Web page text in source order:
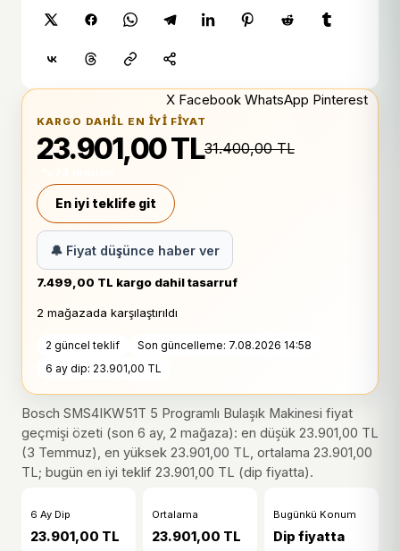
X Facebook WhatsApp Pinterest
KARGO DAHIL EN IYI FIYAT
23.901,00 TL31.400,00 TL
En iyi teklife git
🔔 Fiyat düşünce haber ver
7.499,00 TL kargo dahil tasarruf
2 mağazada karşılaştırıldı
2 güncel teklif
Son güncelleme: 7.08.2026 14:58
6 ay dip: 23.901,00 TL
Bosch SMS4IKW51T 5 Programlı Bulaşık Makinesi fiyat
geçmişi özeti (son 6 ay, 2 mağaza): en düşük 23.901,00 TL
(3 Temmuz), en yüksek 23.901,00 TL, ortalama 23.901,00
TL; bugün en iyi teklif 23.901,00 TL (dip fiyatta).
6 Ay Dip
23.901,00 TL
Ortalama
23.901,00 TL
Bugünkü Konum
Dip fiyatta